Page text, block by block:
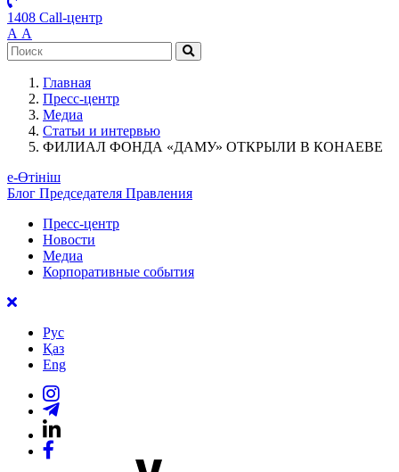
1408 Call-центр
А А
Главная
Пресс-центр
Медиа
Статьи и интервью
ФИЛИАЛ ФОНДА «ДАМУ» ОТКРЫЛИ В КОНАЕВЕ
е-Өтініш
Блог Председателя Правления
Пресс-центр
Новости
Медиа
Корпоративные события
Рус
Қаз
Eng